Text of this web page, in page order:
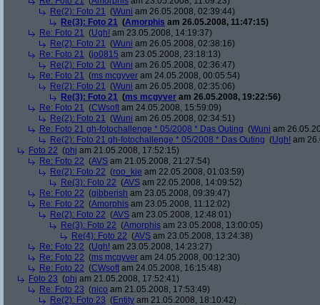
Re(2): Foto 21 (Wuni am 26.05.2008, 02:39:44)
Re(3): Foto 21 (Amorphis am 26.05.2008, 11:47:15)
Re: Foto 21 (Ugh! am 23.05.2008, 14:19:37)
Re(2): Foto 21 (Wuni am 26.05.2008, 02:38:16)
Re: Foto 21 (jo0815 am 23.05.2008, 23:18:13)
Re(2): Foto 21 (Wuni am 26.05.2008, 02:36:47)
Re: Foto 21 (ms mcgyver am 24.05.2008, 00:05:54)
Re(2): Foto 21 (Wuni am 26.05.2008, 02:35:06)
Re(3): Foto 21 (ms mcgyver am 26.05.2008, 19:22:56)
Re: Foto 21 (CWsoft am 24.05.2008, 15:59:09)
Re(2): Foto 21 (Wuni am 26.05.2008, 02:34:51)
Re: Foto 21 gh-fotochallenge * 05/2008 * Das Outing (Wuni am
Re(2): Foto 21 gh-fotochallenge * 05/2008 * Das Outing (Ugh! am
Foto 22 (phj am 21.05.2008, 17:52:15)
Re: Foto 22 (AVS am 21.05.2008, 21:27:54)
Re(2): Foto 22 (roo_kie am 22.05.2008, 01:03:59)
Re(3): Foto 22 (AVS am 22.05.2008, 14:09:52)
Re: Foto 22 (gibberish am 23.05.2008, 09:39:47)
Re: Foto 22 (Amorphis am 23.05.2008, 11:12:02)
Re(2): Foto 22 (AVS am 23.05.2008, 12:48:01)
Re(3): Foto 22 (Amorphis am 23.05.2008, 13:00:05)
Re(4): Foto 22 (AVS am 23.05.2008, 13:24:38)
Re: Foto 22 (Ugh! am 23.05.2008, 14:23:27)
Re: Foto 22 (ms mcgyver am 24.05.2008, 00:12:30)
Re: Foto 22 (CWsoft am 24.05.2008, 16:15:48)
Foto 23 (phj am 21.05.2008, 17:52:41)
Re: Foto 23 (nico am 21.05.2008, 17:53:49)
Re(2): Foto 23 (Entity am 21.05.2008, 18:10:42)